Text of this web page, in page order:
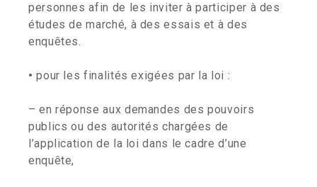
personnes afin de les inviter à participer à des
études de marché, à des essais et à des
enquêtes.
• pour les finalités exigées par la loi :
– en réponse aux demandes des pouvoirs
publics ou des autorités chargées de
l’application de la loi dans le cadre d’une
enquête,